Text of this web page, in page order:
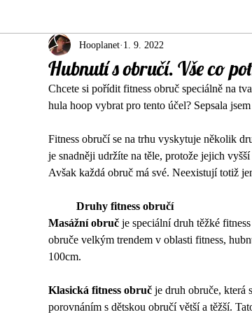
Hubnutí s obručí. Vše co
Hooplanet 1. 9. 2022
Chcete si pořídit fitness obruč speciálně na
hula hoop vybrat pro tento účel? Sepsala
Fitness obručí se na trhu vyskytuje několik
je snadněji udržíte na těle, protože jejich
Avšak každá obruč má své. Neexistují totiž
Druhy fitness obručí
Masážní obruč je speciální druh těžké
obruče velkým trendem v oblasti fitness,
100cm.
Klasická fitness obruč je druh obruče, která
porovnáním s dětskou obručí větší a těžší.